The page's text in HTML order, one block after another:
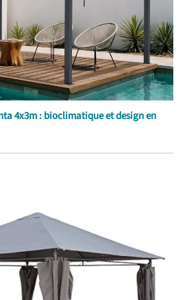
4x3m : bioclimatique et design en